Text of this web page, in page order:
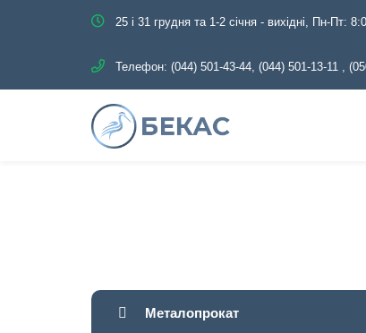
25 і 31 грудня та 1-2 січня - вихідні, Пн-Пт:
Телефон: (044) 501-43-44, (044) 501-13-11 ,
Металопрокат